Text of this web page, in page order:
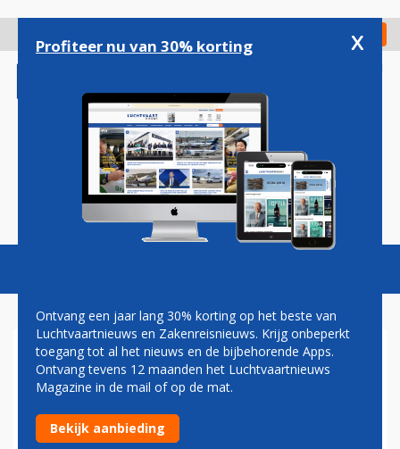
gaan
Check in
Magazine Podcasts Vacatures
TREINVERKEER
Donderdag toch uit alle richtingen treinverkeer naar
Schiphol, staking gaat niet door
Profiteer nu van 30% korting x
Ontvang een jaar lang 30% korting op het beste van
Luchtvaartnieuws en Zakenreisnieuws. Krijg onbeperkt
toegang tot al het nieuws en de bijbehorende Apps.
Ontvang tevens 12 maanden het Luchtvaartnieuws
Magazine in de mail of op de mat.
Bekijk aanbieding